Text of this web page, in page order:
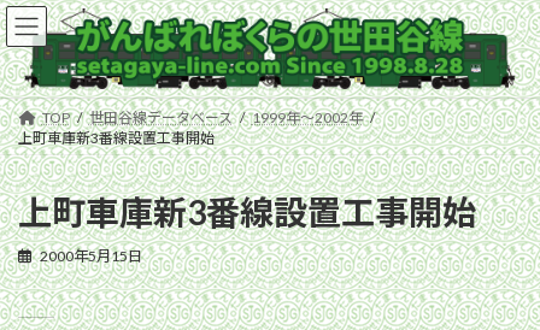
コ
ン
テ
ン
ツ
へ
ス
キ
ッ
プ
ナ
ビ
ゲ
ー
シ
ョ
ン
に
移
動
TOP 世田谷線データベース
1999年〜2002年
上町車庫新3番線設置工事開始
上町車庫新3番線設置工事開始
2000年5月15日